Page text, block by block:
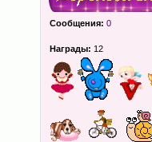
Сообщения: 0
Награды: 12